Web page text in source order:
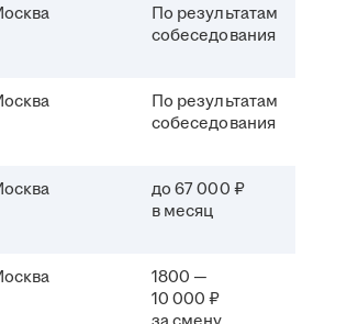
По результатам
собеседования
По результатам
собеседования
до 67 000 ₽
в месяц
1800 —
10 000 ₽